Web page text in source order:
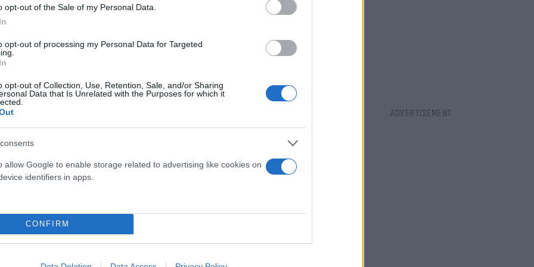
opt-out of the Sale of my Personal Data.
opt-out of processing my Personal Data for Targeted
opt-out of Collection, Use, Retention, Sale, and/or Sharing
Data that Is Unrelated with the Purposes for which it
allow Google to enable storage related to advertising like cookies on
identifiers in apps.
CONFIRM
την Αθηνά έχουμε κάνει πολλές δουλειές μαζί, νομίζω
μαζί. Έχει ένα τοπόσημο το πρώτο μας φιλί γιατί το
καλύτερα να αποφύγουμε να δουλέψουμε μαζί. Είμαστε δύο